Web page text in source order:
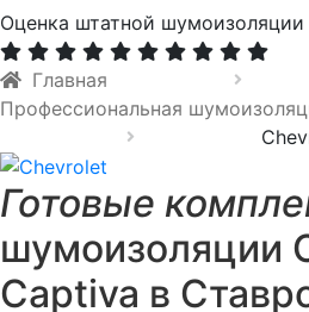
Оценка штатной шумоизоляции
Главная
Профессиональная
Готовые
шумоизоляции
Captiva в